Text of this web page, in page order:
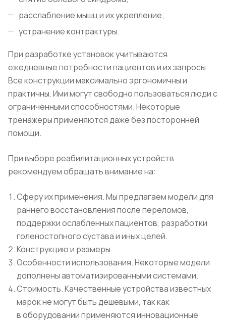
расслабление мышц и их укрепление;
устранение контрактуры.
При разработке установок учитываются
ежедневные потребности пациентов и их запросы.
Все конструкции максимально эргономичны и
практичны. Ими могут свободно пользоваться люди с
ограниченными способностями. Некоторые
тренажеры применяются даже без посторонней
помощи.
При выборе реабилитационных устройств
рекомендуем обращать внимание на:
Сферу их применения. Мы предлагаем модели для
раннего восстановления после переломов,
поддержки ослабленных пациентов, разработки
голеностопного сустава и иных целей.
Конструкцию и размеры.
Особенности использования. Некоторые модели
дополнены автоматизированными системами.
Стоимость. Качественные устройства известных
марок не могут быть дешевыми, так как
в оборудовании применяются инновационные